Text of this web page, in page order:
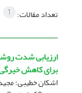
تعداد مقالات: 1
ارزیابی شدت
برای کاهش
اشکان خطیبی؛